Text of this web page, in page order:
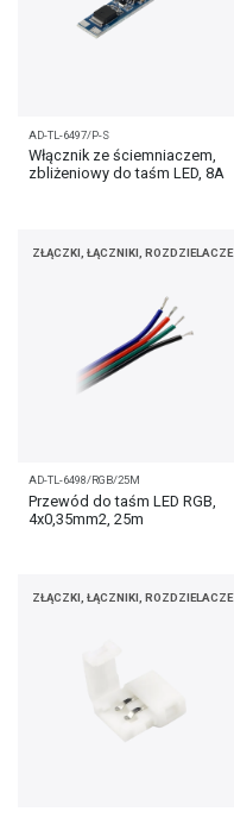
AD-TL-6497/P-S
Włącznik ze ściemniaczem,
zbliżeniowy do taśm LED, 8A
ZŁĄCZKI, ŁĄCZNIKI, ROZDZIELACZE
AD-TL-6498/RGB/25M
Przewód do taśm LED RGB,
4x0,35mm2, 25m
ZŁĄCZKI, ŁĄCZNIKI, ROZDZIELACZE